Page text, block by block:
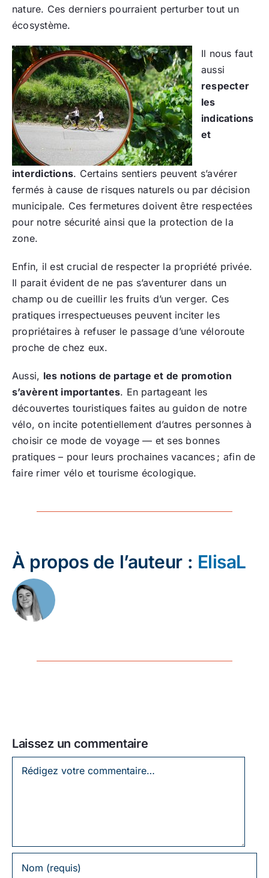
nature. Ces derniers pourraient perturber tout un
écosystème.
Il nous faut
aussi
respecter
les
indications
et
interdictions. Certains sentiers peuvent s’avérer
fermés à cause de risques naturels ou par décision
municipale. Ces fermetures doivent être respectées
pour notre sécurité ainsi que la protection de la
zone.
Enfin, il est crucial de respecter la propriété privée.
Il parait évident de ne pas s’aventurer dans un
champ ou de cueillir les fruits d’un verger. Ces
pratiques irrespectueuses peuvent inciter les
propriétaires à refuser le passage d’une véloroute
proche de chez eux.
Aussi, les notions de partage et de promotion
s’avèrent importantes. En partageant les
découvertes touristiques faites au guidon de notre
vélo, on incite potentiellement d’autres personnes à
choisir ce mode de voyage — et ses bonnes
pratiques – pour leurs prochaines vacances ; afin de
faire rimer vélo et tourisme écologique.
À propos de l’auteur : ElisaL
Laissez un commentaire
Laissez